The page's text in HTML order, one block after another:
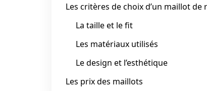
Les critères de choix d’un maillot de
La taille et le fit
Les matériaux utilisés
Le design et l’esthétique
Les prix des maillots